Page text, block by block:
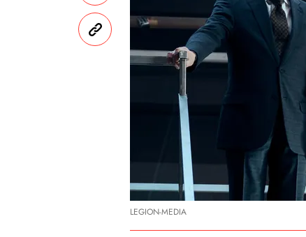
LEGION-MEDIA